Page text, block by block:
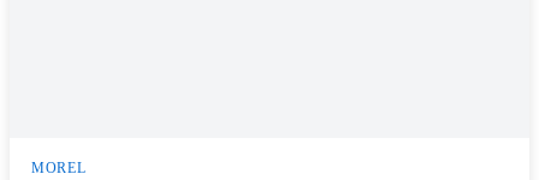
MOREL